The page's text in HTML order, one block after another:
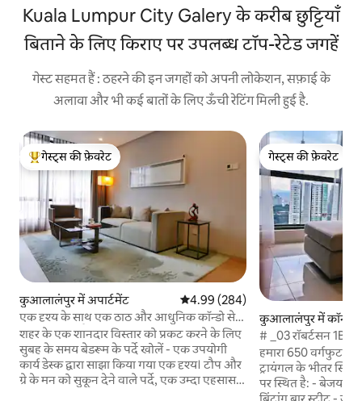
Kuala Lumpur City Galery के करीब छुट्टियाँ
बिताने के लिए किराए पर उपलब्ध टॉप-रेटेड जगहें
गेस्ट सहमत हैं : ठहरने की इन जगहों को अपनी लोकेशन, सफ़ाई के
अलावा और भी कई बातों के लिए ऊँची रेटिंग मिली हुई है.
गेस्ट्स का टॉप फ़ेवरेट
गेस्ट्स की फ़ेवरेट
कुआलालंपुर में अपार्टमेंट औसत रेटिंग 5 में से 4.99, 284 समीक्षाएँ
4.99 (284)
एक दृश्य के साथ एक ठाठ और आधुनिक कॉन्डो से
ट्विन टॉवर की सैर करें
शहर के एक शानदार विस्तार को प्रकट करने के लिए
सुबह के समय बेडरूम के पर्दे खोलें - एक उपयोगी
कार्य डेस्क द्वारा साझा किया गया एक दृश्य। टौप और
ग्रे के मन को सुकून देने वाले पर्दे, एक उम्दा एहसास
गेस्ट्स की फ़ेवरेट
गेस्ट्स की फ़ेवरेट
कुआलालंपुर में कॉन्डो
# _03 रॉबर्टसन
हमारा 650 वर्गफुट
ट्रायंगल के भीतर स्थित है! 5 -10 मिनट की
पर स्थित है: - बेजया